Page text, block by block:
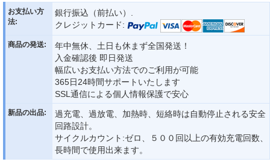
お支払い方
法:
銀行振込（前払い）.
クレジットカード:
商品の発送:
年中無休、土日も休まず全国発送！
入金確認後 即日発送
幅広いお支払い方法でのご利用が可能
365日24時間サポートいたします
SSL通信による個人情報保護で安心
新品の出品:
過充電、過放電、加熱時、短絡時は自動停止される安全
回路設計。
サイクルカウント:ゼロ、５００回以上の有効充電回数、
長時間で使用出来ます。